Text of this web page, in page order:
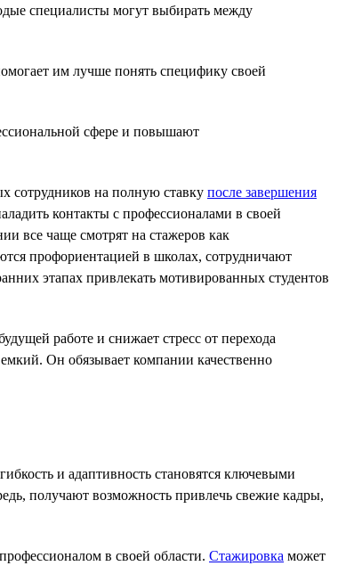
специалисты могут выбирать между
им лучше понять специфику своей
сфере и повышают
сотрудников на полную ставку после завершения
контакты с профессионалами в своей
все чаще смотрят на стажеров как
профориентацией в школах, сотрудничают
этапах привлекать мотивированных студентов
работе и снижает стресс от перехода
Он обязывает компании качественно
и адаптивность становятся ключевыми
получают возможность привлечь свежие кадры,
в своей области. Стажировка может